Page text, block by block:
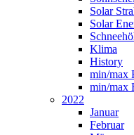
Solar
Solar
Klima
History
min/max
min/max
2022
Januar
Februar